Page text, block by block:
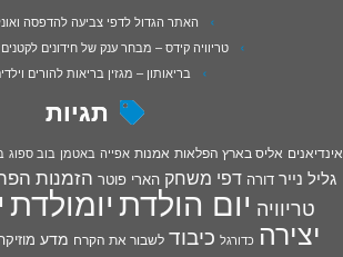
האתר הגדול לדפי צביעה להדפסה
טריוויה קידס – מבחר ענק של חידונים לקטנים
בריאותון – מגזין בריאות להורים
תגיות
אינדיאנים אליס בארץ הפלאות אמנות אפייה באטמן בוב ספוג
גליל נייר דורה דפי משחק הארי פוטר הזמנות
טריוויה יום הולדתיומולדת
יצירה כדורגל כיבוד לשבור את הקרח מדע